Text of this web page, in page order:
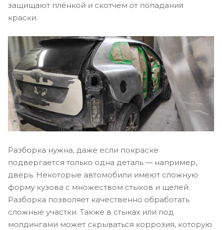
защищают плёнкой и скотчем от попадания
краски.
Разборка нужна, даже если покраске
подвергается только одна деталь — например,
дверь. Некоторые автомобили имеют сложную
форму кузова с множеством стыков и щелей.
Разборка позволяет качественно обработать
сложные участки. Также в стыках или под
молдингами может скрываться коррозия, которую